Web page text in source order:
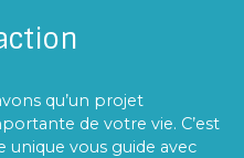
qu’un projet
de votre vie. C’est
vous guide avec